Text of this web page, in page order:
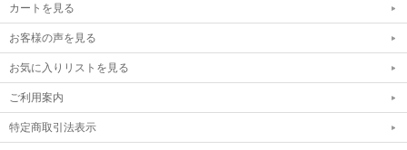
カートを見る
お客様の声を見る
お気に入りリストを見る
ご利用案内
特定商取引法表示